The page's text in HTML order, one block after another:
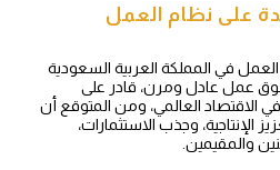
على نظام العمل
في المملكة العربية السعودية
عمل عادل ومرن، قادر على
الاقتصاد العالمي، ومن المتوقع أن
وجذب الاستثمارات،
والمقيمين.